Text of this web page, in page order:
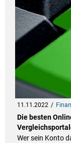
11.11.2022
Die besten
Wer sein Konto